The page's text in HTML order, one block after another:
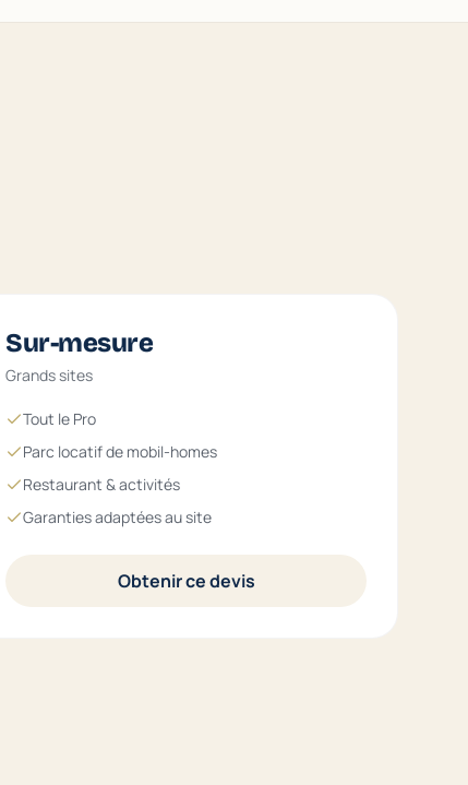
Sur-mesure
Grands sites
Tout le Pro
Parc locatif de mobil-homes
Restaurant & activités
Garanties adaptées au site
Obtenir ce devis